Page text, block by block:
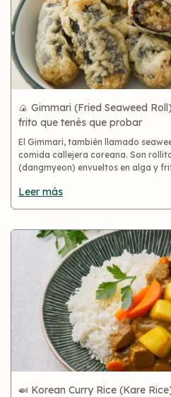
🍙 Gimmari (Fried Seaweed
frito que tenés que probar
El Gimmari, también llamado
comida callejera coreana. Son
(dangmyeon) envueltos en alga y
s
Leer más
🍛 Korean Curry Rice (Kare